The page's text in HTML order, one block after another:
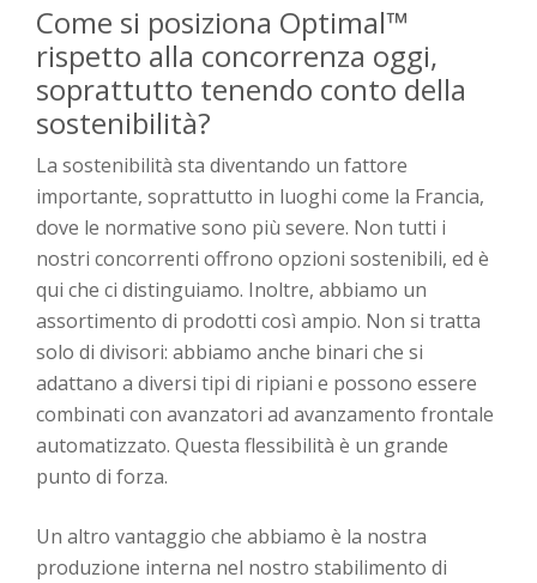
Come si posiziona Optimal™
rispetto alla concorrenza oggi,
soprattutto tenendo conto della
sostenibilità?
La sostenibilità sta diventando un fattore
importante, soprattutto in luoghi come la Francia,
dove le normative sono più severe. Non tutti i
nostri concorrenti offrono opzioni sostenibili, ed è
qui che ci distinguiamo. Inoltre, abbiamo un
assortimento di prodotti così ampio. Non si tratta
solo di divisori: abbiamo anche binari che si
adattano a diversi tipi di ripiani e possono essere
combinati con avanzatori ad avanzamento frontale
automatizzato. Questa flessibilità è un grande
punto di forza.
Un altro vantaggio che abbiamo è la nostra
produzione interna nel nostro stabilimento di